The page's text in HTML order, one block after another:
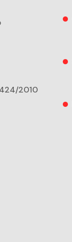
2010